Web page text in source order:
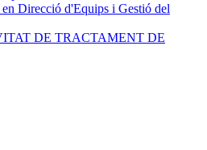
Direcció d'Equips i Gestió del
DE TRACTAMENT DE